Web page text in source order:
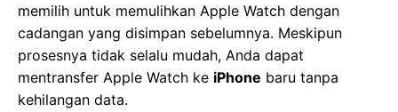
memilih untuk memulihkan Apple Watch dengan
cadangan yang disimpan sebelumnya. Meskipun
prosesnya tidak selalu mudah, Anda dapat
mentransfer Apple Watch ke iPhone baru tanpa
kehilangan data.